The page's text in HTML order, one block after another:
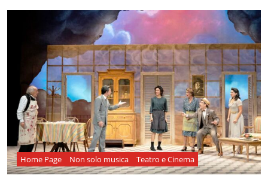
Home Page Non solo musica Teatro e Cinema